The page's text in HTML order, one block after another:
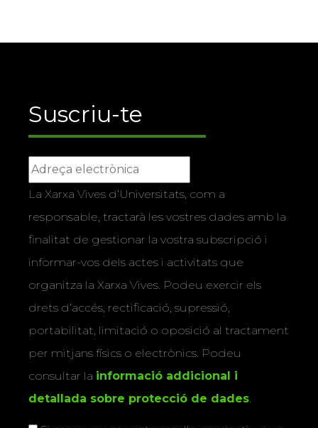
Suscriu-te
La Xarxa Vives d’Universitats, com a
responsable, tractarà les vostres dades amb la
finalitat de gestionar la vostra subscripció i
informar-vos dels actes i activitats que
organitza la Xarxa Vives. Podeu exercir els
drets d’accés, rectificació, supressió,
portabilitat, limitació o oposició al tractament
per mitjans físics o electrònics. Podeu
consultar la informació addicional i
detallada sobre protecció de dades